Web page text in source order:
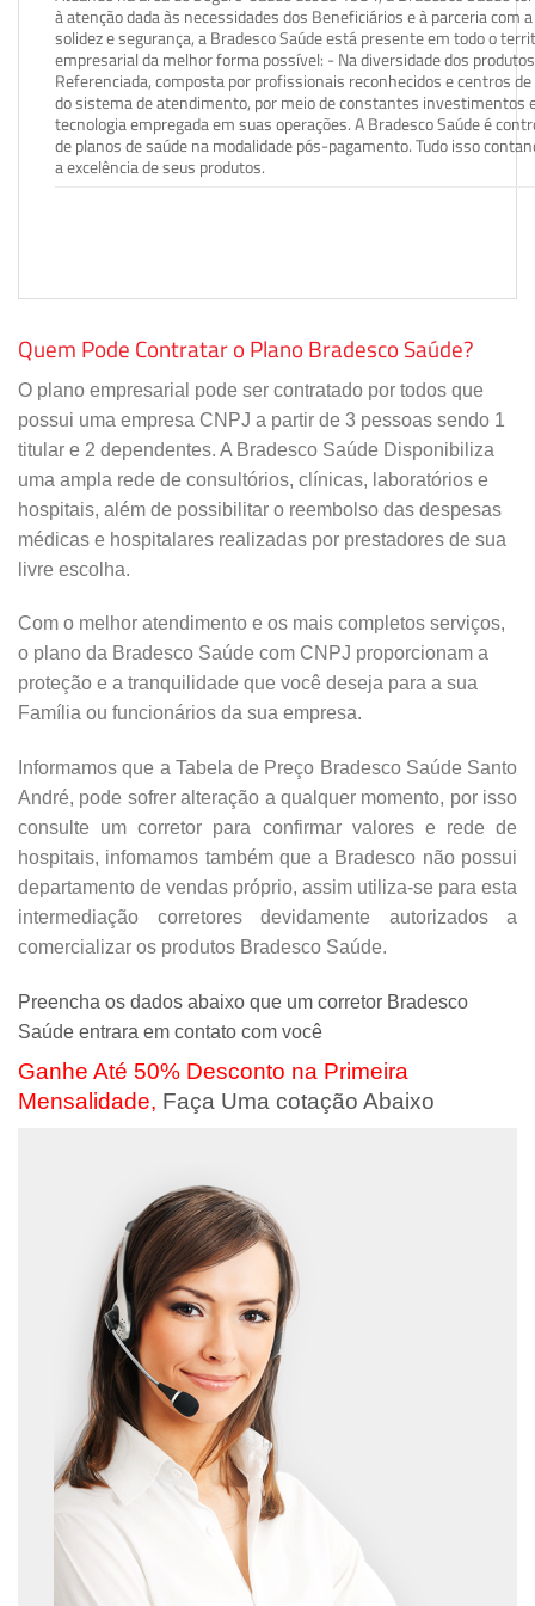
à atenção dada às necessidades dos Beneficiários e à parceria com
solidez e segurança, a Bradesco Saúde está presente em todo o
empresarial da melhor forma possível: - Na diversidade dos
Referenciada, composta por profissionais reconhecidos e centros
do sistema de atendimento, por meio de constantes investimentos
tecnologia empregada em suas operações. A Bradesco Saúde é
de planos de saúde na modalidade pós-pagamento. Tudo isso
a excelência de seus produtos.
Quem Pode Contratar o Plano Bradesco Saúde?
O plano empresarial pode ser contratado por todos que
possui uma empresa CNPJ a partir de 3 pessoas sendo 1
titular e 2 dependentes. A Bradesco Saúde Disponibiliza
uma ampla rede de consultórios, clínicas, laboratórios e
hospitais, além de possibilitar o reembolso das despesas
médicas e hospitalares realizadas por prestadores de sua
livre escolha.
Com o melhor atendimento e os mais completos serviços,
o plano da Bradesco Saúde com CNPJ proporcionam a
proteção e a tranquilidade que você deseja para a sua
Família ou funcionários da sua empresa.
Informamos que a Tabela de Preço Bradesco Saúde Santo
André, pode sofrer alteração a qualquer momento, por isso
consulte um corretor para confirmar valores e rede de
hospitais, infomamos também que a Bradesco não possui
departamento de vendas próprio, assim utiliza-se para esta
intermediação corretores devidamente autorizados a
comercializar os produtos Bradesco Saúde.
Preencha os dados abaixo que um corretor Bradesco
Saúde entrara em contato com você
Ganhe Até 50% Desconto na Primeira
Mensalidade, Faça Uma cotação Abaixo